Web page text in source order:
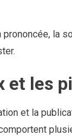
prononcée, la
et les
et la